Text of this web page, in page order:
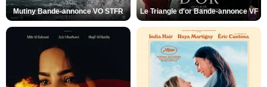
Mutiny Bande-annonce VO STFR Le Triangle d'or Bande-annonce VF